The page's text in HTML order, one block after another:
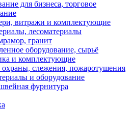
для бизнеса, торговое
витражи и комплектующие
лесоматериалы
гранит
оборудование, сырьё
и комплектующие
охраны, слежения, пожаротушения
и оборудование
фурнитура